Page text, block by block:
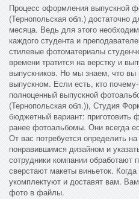
Процесс оформления выпускной
(Тернопольская обл.) достаточно
месяца. Ведь для этого
каждого студента и
стилевые фотоматериалы
времени тратится на верстку и
выпускников. Но мы знаем, что вы
выпускном. Если есть, кто почему-
полноценный выпускной
(Тернопольская обл.)), Студия
бюджетный вариант: приготовить
ранее фотоальбомы. Они всегда
От вас потребуется определить
понравившимся дизайном и
сотрудники компании обработают
сверстают макеты виньеток.
укомплектуют и доставят вам.
фото в файлы.